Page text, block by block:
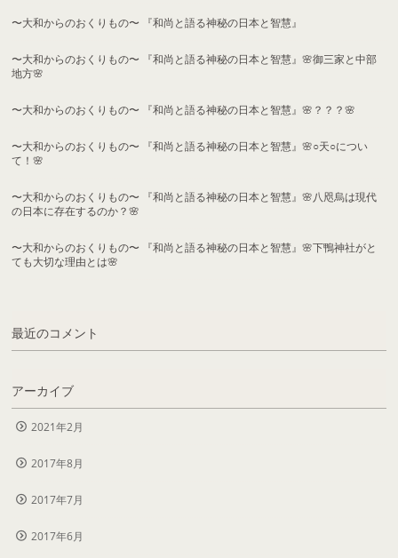
〜大和からのおくりもの〜 『和尚と語る神秘の日本と智慧』
〜大和からのおくりもの〜 『和尚と語る神秘の日本と智慧』🌸御三家と中部
地方🌸
〜大和からのおくりもの〜 『和尚と語る神秘の日本と智慧』🌸？？？🌸
〜大和からのおくりもの〜 『和尚と語る神秘の日本と智慧』🌸○天○につい
て！🌸
〜大和からのおくりもの〜 『和尚と語る神秘の日本と智慧』🌸八咫烏は現代
の日本に存在するのか？🌸
〜大和からのおくりもの〜 『和尚と語る神秘の日本と智慧』🌸下鴨神社がと
ても大切な理由とは🌸
最近のコメント
アーカイブ
2021年2月
2017年8月
2017年7月
2017年6月